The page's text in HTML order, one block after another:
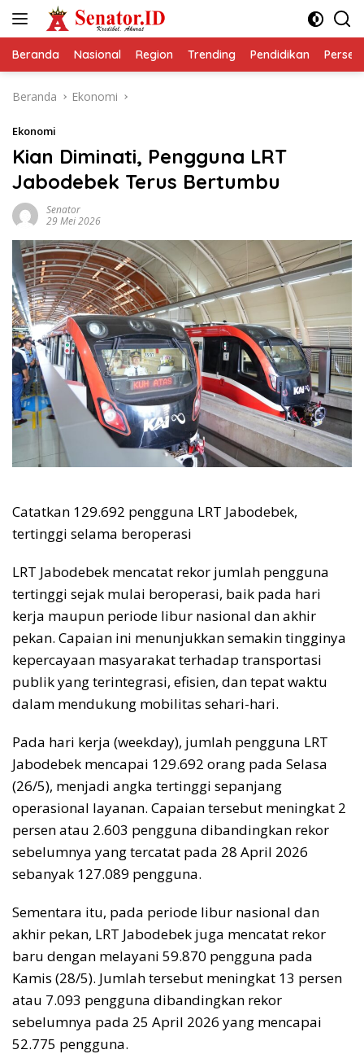
Beranda Nasional Region Trending Pendidikan
Beranda Ekonomi
Ekonomi
Kian Diminati, Pengguna LRT
Jabodebek Terus Bertumbu
Senator
29 Mei 2026
Catatkan 129.692 pengguna LRT Jabodebek,
tertinggi selama beroperasi
LRT Jabodebek mencatat rekor jumlah pengguna
tertinggi sejak mulai beroperasi, baik pada hari
kerja maupun periode libur nasional dan akhir
pekan. Capaian ini menunjukkan semakin tingginya
kepercayaan masyarakat terhadap transportasi
publik yang terintegrasi, efisien, dan tepat waktu
dalam mendukung mobilitas sehari-hari.
Pada hari kerja (weekday), jumlah pengguna LRT
Jabodebek mencapai 129.692 orang pada Selasa
(26/5), menjadi angka tertinggi sepanjang
operasional layanan. Capaian tersebut meningkat 2
persen atau 2.603 pengguna dibandingkan rekor
sebelumnya yang tercatat pada 28 April 2026
sebanyak 127.089 pengguna.
Sementara itu, pada periode libur nasional dan
akhir pekan, LRT Jabodebek juga mencatat rekor
baru dengan melayani 59.870 pengguna pada
Kamis (28/5). Jumlah tersebut meningkat 13 persen
atau 7.093 pengguna dibandingkan rekor
sebelumnya pada 25 April 2026 yang mencapai
52.775 pengguna.